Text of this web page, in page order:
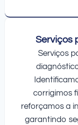
Serviços
Serviços
corrigimos
reforçamos a
garantindo